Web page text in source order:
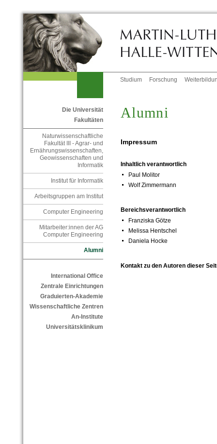
Studium Forschung
Die Universität
Fakultäten
Naturwissenschaftliche
Fakultät III - Agrar- und
Ernährungswissenschaften,
Geowissenschaften und
Informatik
Institut für Informatik
Arbeitsgruppen am Institut
Computer Engineering
Mitarbeiter:innen der AG
Computer Engineering
Alumni
International Office
Zentrale Einrichtungen
Graduierten-Akademie
Wissenschaftliche Zentren
An-Institute
Universitätsklinikum
Alumni
Impressum
Inhaltlich verantwortlich
Paul Molitor
Wolf Zimmermann
Bereichsverantwortlich
Franziska Götze
Melissa Hentschel
Daniela Hocke
Kontakt zu den Autoren dieser